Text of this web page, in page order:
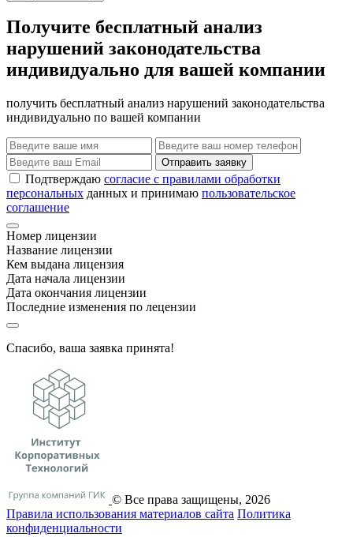
Получите бесплатный анализ
нарушений законодательства
индивидуально для вашей компании
получить бесплатный анализ нарушений законодательства
индивидуально по вашей компании
Отправить заявку
Подтверждаю согласие с правилами обработки
персональных данных и принимаю пользовательское
соглашение
Номер лицензии
Название лицензии
Кем выдана лицензия
Дата начала лицензии
Дата окончания лицензии
Последние изменения по лецензии
Спасибо, ваша заявка принята!
© Все права защищены, 2026
Правила использования материалов сайта Политика
конфиденциальности